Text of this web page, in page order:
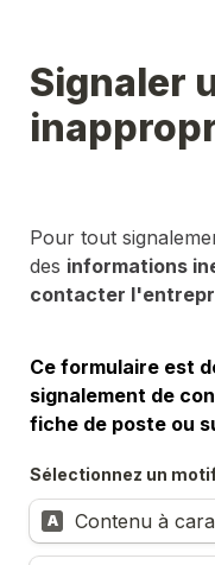
Signaler
Pour tout
des informations
contacter
Ce formulaire est
signalement de
fiche de poste ou
Sélectionnez un
A Contenu à